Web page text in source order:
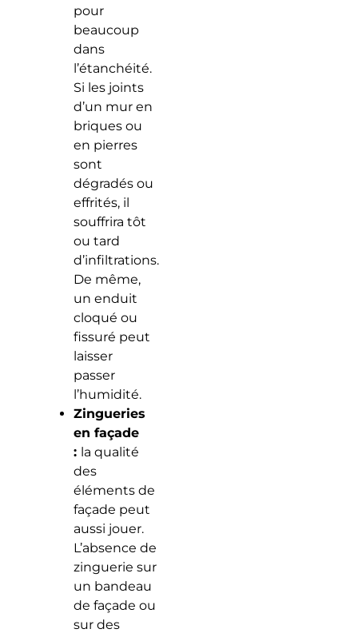
pour
beaucoup
dans
l’étanchéité.
Si les joints
d’un mur en
briques ou
en pierres
sont
dégradés ou
effrités, il
souffrira tôt
ou tard
d’infiltrations.
De même,
un enduit
cloqué ou
fissuré peut
laisser
passer
l’humidité.
Zingueries
en façade
: la qualité
des
éléments de
façade peut
aussi jouer.
L’absence de
zinguerie sur
un bandeau
de façade ou
sur des